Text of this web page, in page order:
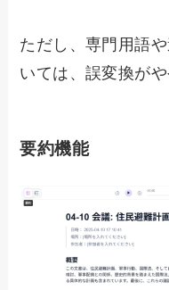
ただし、専門用語
いては、誤変換が
要約機能